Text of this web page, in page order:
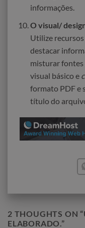
informações.
O visual/
Utilize
destacar
misturar fontes
visual básico e
formato PDF e
título do
2 THOUGHTS ON “
ELABORADO.”